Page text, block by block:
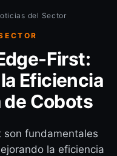
del Sector
First:
Eficiencia
de Cobots
fundamentales
la eficiencia